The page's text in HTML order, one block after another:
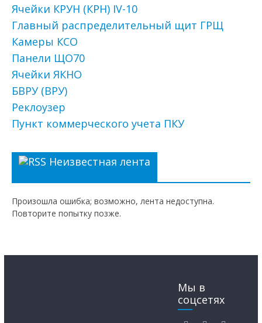
Ячейки КРУН (КРН) IV-10
Главный распределительный щит ГРЩ
Камеры КСО
Панели ЩО70
Ячейки ЯКНО
БВРУ (ВРУ)
Реклоузер
Пункт коммерческого учета ПКУ
Неизвестная лента
Произошла ошибка; возможно, лента недоступна.
Повторите попытку позже.
Мы в
соцсетях